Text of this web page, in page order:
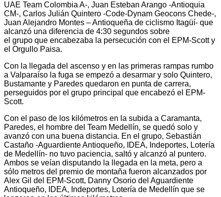
UAE Team Colombia A-, Juan Esteban Arango -Antioquia
CM-, Carlos Julián Quintero -Code-Dynam Geocons Chede-,
Juan Alejandro Montes – Antioqueña de ciclismo Itagüí- que
alcanzó una diferencia de 4:30 segundos sobre
el grupo que encabezaba la persecución con el EPM-Scott y
el Orgullo Paisa.
Con la llegada del ascenso y en las primeras rampas rumbo
a Valparaíso la fuga se empezó a desarmar y solo Quintero,
Bustamante y Paredes quedaron en punta de carrera,
perseguidos por el grupo principal que encabezó el EPM-
Scott.
Con el paso de los kilómetros en la subida a Caramanta,
Paredes, el hombre del Team Medellín, se quedó solo y
avanzó con una buena distancia. En el grupo, Sebastián
Castaño -Aguardiente Antioqueño, IDEA, Indeportes, Lotería
de Medellín- no tuvo paciencia, saltó y alcanzó al puntero.
Ambos se veían disputando la llegada en la meta, pero a
sólo metros del premio de montaña fueron alcanzados por
Alex Gil del EPM-Scott, Danny Osorio del Aguardiente
Antioqueño, IDEA, Indeportes, Lotería de Medellín que se